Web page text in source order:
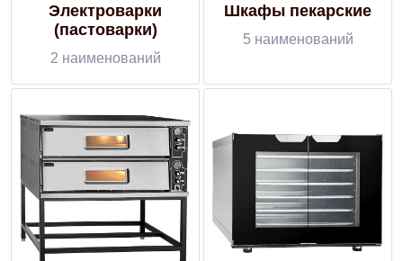
Электроварки
(пастоварки)
2 наименований
Шкафы пекарские
5 наименований